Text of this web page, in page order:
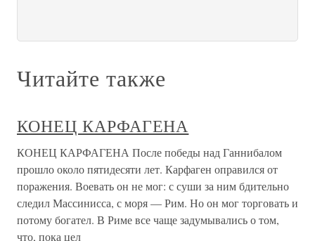
Читайте также
КОНЕЦ КАРФАГЕНА
КОНЕЦ КАРФАГЕНА После победы над Ганнибалом
прошло около пятидесяти лет. Карфаген оправился от
поражения. Воевать он не мог: с суши за ним бдительно
следил Массинисса, с моря — Рим. Но он мог торговать и
потому богател. В Риме все чаще задумывались о том,
что, пока цел